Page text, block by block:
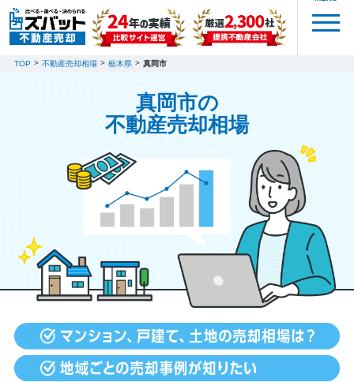
TOP 不動産売却相場 栃木県 真岡市
真岡市の
不動産売却相場